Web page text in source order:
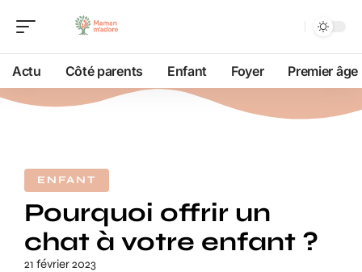
Actu Côté parents Enfant Foyer Premier âge
ENFANT
Pourquoi offrir un
chat à votre enfant ?
21 février 2023